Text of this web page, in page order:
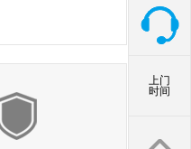
上门
时间